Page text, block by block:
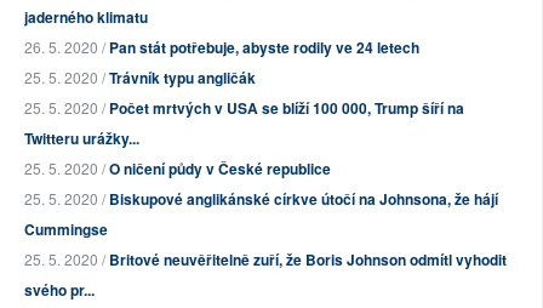
jaderného klimatu
26. 5. 2020 /Pan stát potřebuje, abyste rodily ve 24 letech
25. 5. 2020 /Trávník typu angličák
25. 5. 2020 /Počet mrtvých v USA se blíží 100 000, Trump šíří na
Twitteru urážky...
25. 5. 2020 /O ničení půdy v České republice
25. 5. 2020 /Biskupové anglikánské církve útočí na Johnsona, že hájí
Cummingse
25. 5. 2020 /Britové neuvěřitelně zuří, že Boris Johnson odmítl vyhodit
svého pr...